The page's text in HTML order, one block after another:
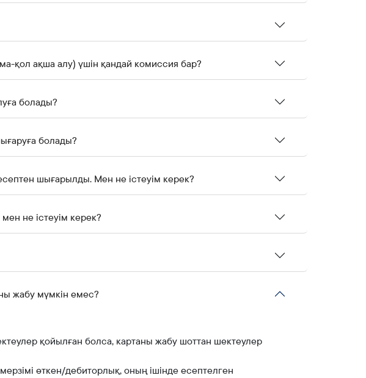
қол ақша алу) үшін қандай комиссия бар?
болады?
болады?
Банкомат ақша бермеді, бірақ Pay картасынан сома есептен шығарылды. Мен не істеуім керек?
не істеуім керек?
картаны жабу мүмкін емес?
қойылған болса, картаны жабу шоттан шектеулер
өткен/дебиторлық, оның ішінде есептелген